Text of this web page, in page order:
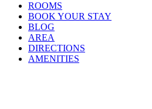
ROOMS
BOOK YOUR STAY
BLOG
AREA
DIRECTIONS
AMENITIES